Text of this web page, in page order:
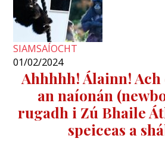
SIAMSAÍOCHT
01/02/2024
Ahhhhh! Álainn! Ach
an naíonán
rugadh i Zú Bhaile
speiceas a